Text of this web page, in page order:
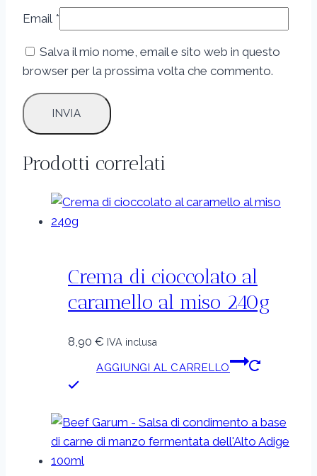
Email *
Salva il mio nome, email e sito web in questo
browser per la prossima volta che commento.
Prodotti correlati
Crema di cioccolato al
caramello al miso 240g
8,90 € IVA inclusa
AGGIUNGI AL CARRELLO